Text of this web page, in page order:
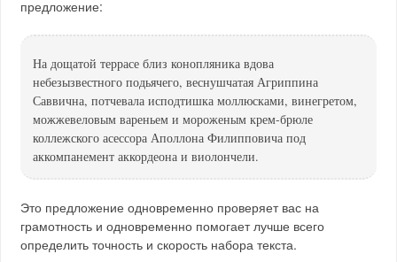
предложение:
На дощатой террасе близ конопляника вдова
небезызвестного подьячего, веснушчатая Агриппина
Саввична, потчевала исподтишка моллюсками, винегретом,
можжевеловым вареньем и мороженым крем-брюле
коллежского асессора Аполлона Филипповича под
аккомпанемент аккордеона и виолончели.
Это предложение одновременно проверяет вас на
грамотность и одновременно помогает лучше всего
определить точность и скорость набора текста.